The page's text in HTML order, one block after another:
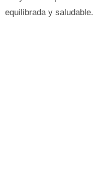
equilibrada y saludable.